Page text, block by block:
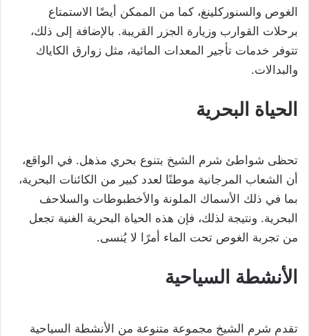
الغوص والسنوركلينغ، كما من الممكن أيضًا الاستمتاع
برحلات القوارب وزيارة الجزر القريبة. بالإضافة إلى ذلك،
تتوفر خدمات تأجير المعدات المائية، مثل زوارق الكاياك
والبدالات.
الحياة البحرية
تحظى شواطئ شرم الشيخ بتنوع بحري مذهل. في الواقع،
أن الشعاب المرجانية موطنًا لعدد كبير من الكائنات البحرية،
بما في ذلك الأسماك الملونة والأخطبوطات والسلاحف
البحرية. ونتيجة لذلك، فإن هذه الحياة البحرية الغنية تجعل
من تجربة الغوص تحت الماء أمرًا لا يُنسى.
الأنشطة السياحية
تقدم شرم الشيخ مجموعة متنوعة من الأنشطة السياحية